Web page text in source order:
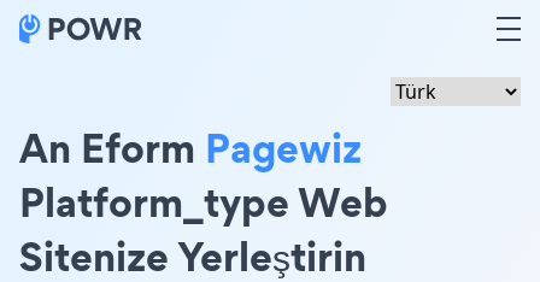
An Eform Pagewiz
Platform_type Web
Sitenize Yerleştirin